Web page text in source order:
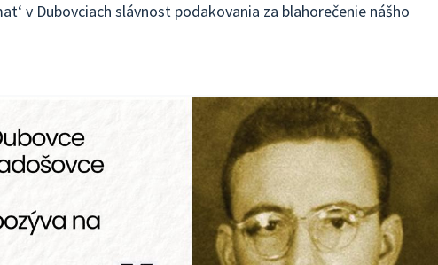
v Dubovciach slávnost podakovania za blahorečenie nášho